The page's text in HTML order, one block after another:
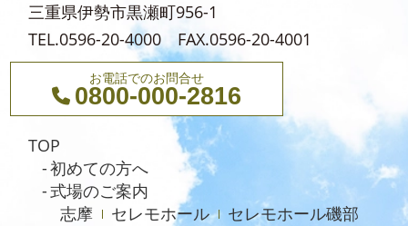
2024年1月
2023年12月
2023年10月
2023年9月
三重県伊勢市黒瀬町956-1
TEL.0596-20-4000 FAX.0596-20-4001
お電話でのお問合せ
0800-000-2816
TOP
初めての方へ
式場のご案内
志摩
セレモホール
セレモホール磯部